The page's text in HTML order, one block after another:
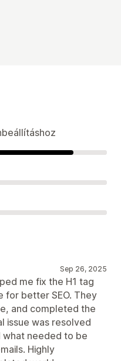
Sep 26, 2025
me fix the H1 tag
for better SEO. They
and completed the
issue was resolved
needed to be
Highly